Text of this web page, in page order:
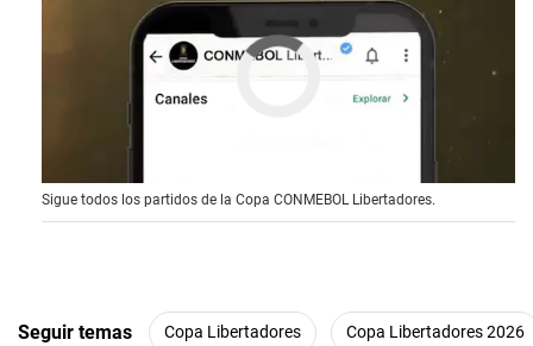
Sigue todos los partidos de la Copa CONMEBOL Libertadores.
Seguir temas Copa Libertadores Copa Libertadores 2026